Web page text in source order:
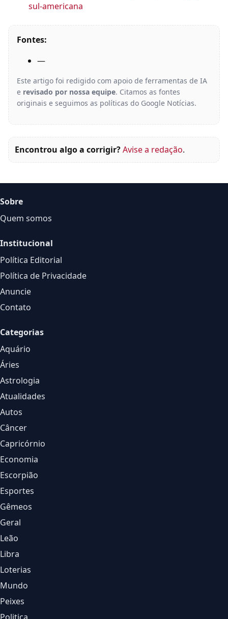
sul-americana
Fontes:
—
Este artigo foi redigido com apoio de ferramentas de IA
e revisado por nossa equipe. Citamos as fontes
originais e seguimos as políticas do Google Notícias.
Encontrou algo a corrigir?Avise a redação.
Sobre
Quem somos
Institucional
Política Editorial
Política de Privacidade
Anuncie
Contato
Categorias
Aquário
Áries
Astrologia
Atualidades
Autos
Câncer
Capricórnio
Economia
Escorpião
Esportes
Gêmeos
Geral
Leão
Libra
Loterias
Mundo
Peixes